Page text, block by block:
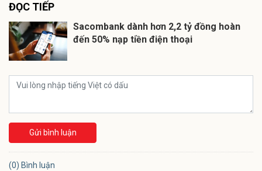
ĐỌC TIẾP
Sacombank dành hơn 2,2 tỷ đồng hoàn
đến 50% nạp tiền điện thoại
Gửi bình luận
(0) Bình luận